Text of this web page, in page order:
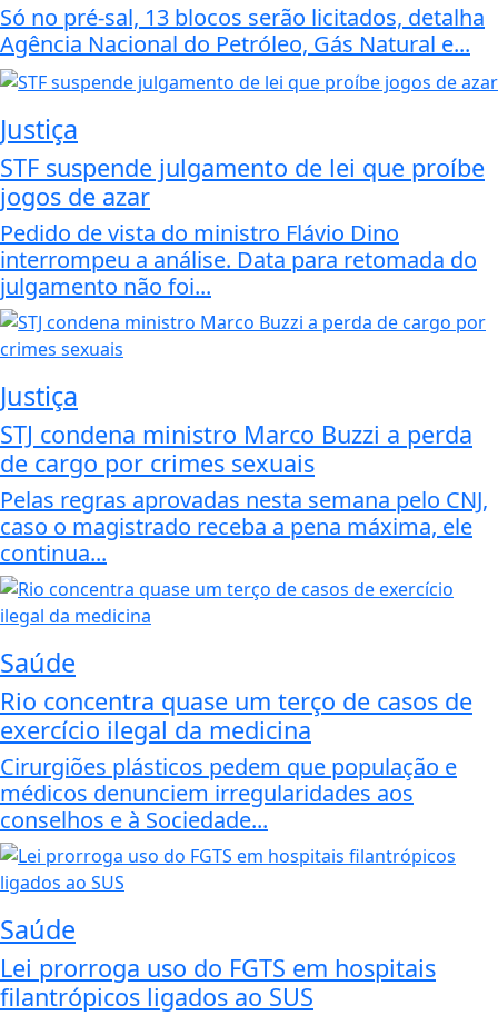
Só no pré-sal, 13 blocos serão licitados, detalha
Agência Nacional do Petróleo, Gás Natural e...
Justiça
STF suspende julgamento de lei que proíbe
jogos de azar
Pedido de vista do ministro Flávio Dino
interrompeu a análise. Data para retomada do
julgamento não foi...
Justiça
STJ condena ministro Marco Buzzi a perda
de cargo por crimes sexuais
Pelas regras aprovadas nesta semana pelo CNJ,
caso o magistrado receba a pena máxima, ele
continua...
Saúde
Rio concentra quase um terço de casos de
exercício ilegal da medicina
Cirurgiões plásticos pedem que população e
médicos denunciem irregularidades aos
conselhos e à Sociedade...
Saúde
Lei prorroga uso do FGTS em hospitais
filantrópicos ligados ao SUS